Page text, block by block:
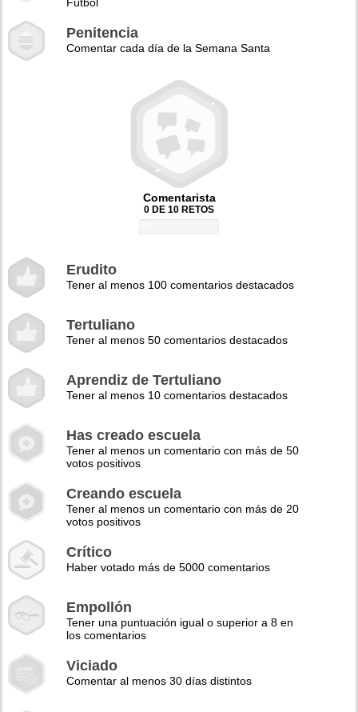
Penitencia
Comentar cada día de la Semana Santa
Comentarista
0 DE 10 RETOS
Erudito
Tener al menos 100 comentarios destacados
Tertuliano
Tener al menos 50 comentarios destacados
Aprendiz de Tertuliano
Tener al menos 10 comentarios destacados
Has creado escuela
Tener al menos un comentario con más de 50
votos positivos
Creando escuela
Tener al menos un comentario con más de 20
votos positivos
Crítico
Haber votado más de 5000 comentarios
Empollón
Tener una puntuación igual o superior a 8 en
los comentarios
Viciado
Comentar al menos 30 días distintos